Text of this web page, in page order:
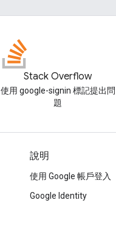
Stack Overflow
使用 google-signin 標記提出問
題
說明
使用 Google 帳戶登入
Google Identity